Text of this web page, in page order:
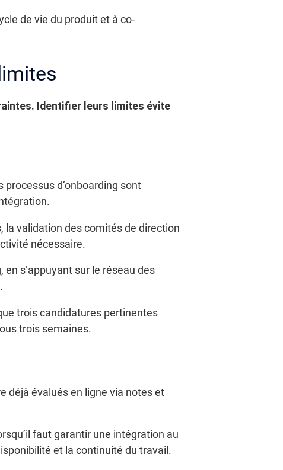
de vie du produit et à co-
Identifier leurs limites évite
d’onboarding sont
validation des comités de direction
nécessaire.
s’appuyant sur le réseau des
trois candidatures pertinentes
trois semaines.
déjà évalués en ligne via notes et
faut garantir une intégration au
et la continuité du travail.